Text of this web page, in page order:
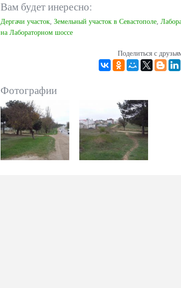
Вам будет инересно:
Дергачи участок Земельный участок в Севастополе
на Лабораторном шоссе
Поделиться с
Фотографии